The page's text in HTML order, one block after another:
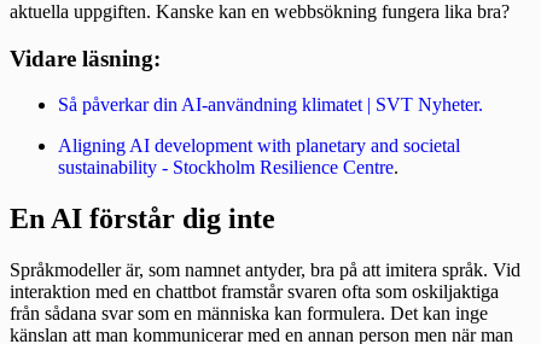
aktuella uppgiften. Kanske kan en webbsökning fungera lika bra?
Vidare läsning:
Så påverkar din AI-användning klimatet | SVT Nyheter.
Aligning AI development with planetary and societal
sustainability - Stockholm Resilience Centre.
En AI förstår dig inte
Språkmodeller är, som namnet antyder, bra på att imitera språk. Vid
interaktion med en chattbot framstår svaren ofta som oskiljaktiga
från sådana svar som en människa kan formulera. Det kan inge
känslan att man kommunicerar med en annan person men när man